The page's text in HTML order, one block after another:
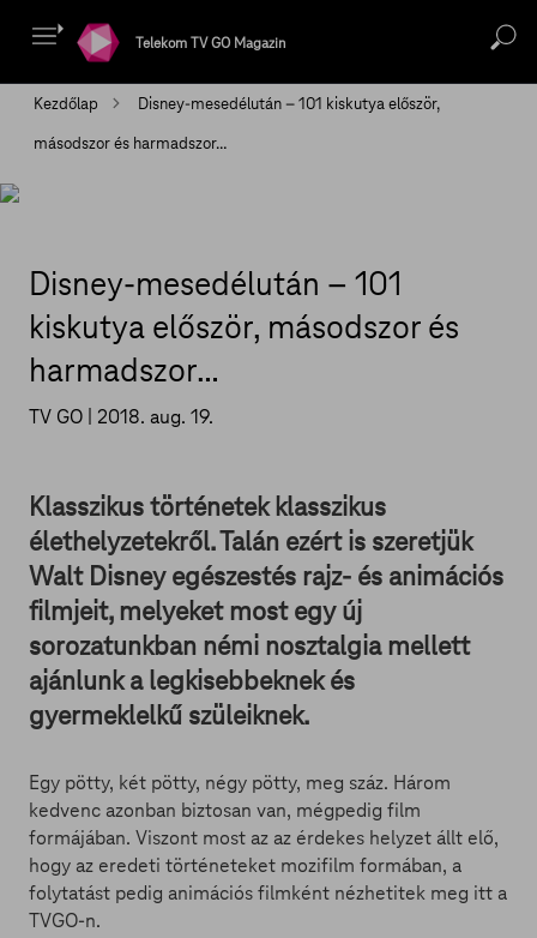
Telekom TV GO Magazin
Kezdőlap
Disney-mesedélután – 101 kiskutya először,
másodszor és harmadszor…
Disney-mesedélután – 101
kiskutya először, másodszor és
harmadszor…
TV GO | 2018. aug. 19.
Klasszikus történetek klasszikus
élethelyzetekről. Talán ezért is szeretjük
Walt Disney egészestés rajz- és animációs
filmjeit, melyeket most egy új
sorozatunkban némi nosztalgia mellett
ajánlunk a legkisebbeknek és
gyermeklelkű szüleiknek.
Egy pötty, két pötty, négy pötty, meg száz. Három
kedvenc azonban biztosan van, mégpedig film
formájában. Viszont most az az érdekes helyzet állt elő,
hogy az eredeti történeteket mozifilm formában, a
folytatást pedig animációs filmként nézhetitek meg itt a
TVGO-n.